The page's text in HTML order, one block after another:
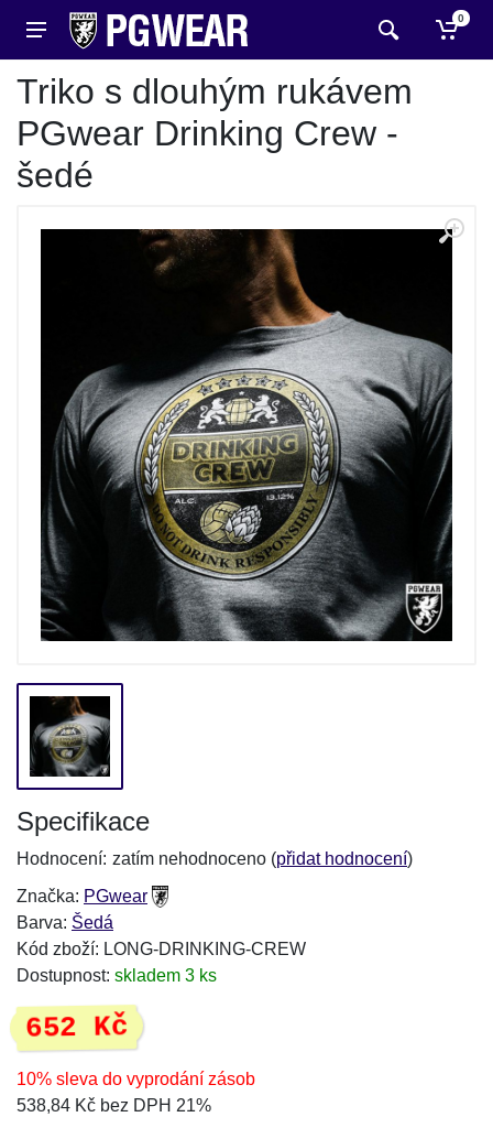
0
Triko s dlouhým rukávem
PGwear Drinking Crew -
šedé
Specifikace
Hodnocení: zatím nehodnoceno (přidat hodnocení)
Značka: PGwear
Barva: Šedá
Kód zboží: LONG-DRINKING-CREW
Dostupnost: skladem 3 ks
652 Kč
10% sleva do vyprodání zásob
538,84 Kč bez DPH 21%